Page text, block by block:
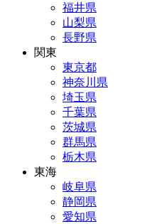
福井県
山梨県
長野県
関東
東京都
神奈川県
埼玉県
千葉県
茨城県
群馬県
栃木県
東海
岐阜県
静岡県
愛知県